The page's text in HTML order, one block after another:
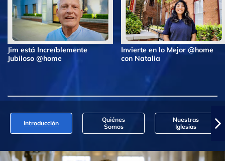
Jim está Increíblemente
Jubiloso @home
Invierte en lo Mejor @home
con Natalia
Introducción
Quiénes
Somos
Nuestras
Iglesias